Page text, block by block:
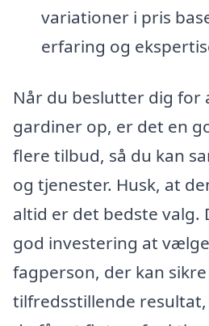
variationer i pris
erfaring og
Når du beslutter dig
gardiner op, er det en
flere tilbud, så du kan
og tjenester. Husk, at
altid er det bedste valg.
god investering at
fagperson, der kan
tilfredsstillende